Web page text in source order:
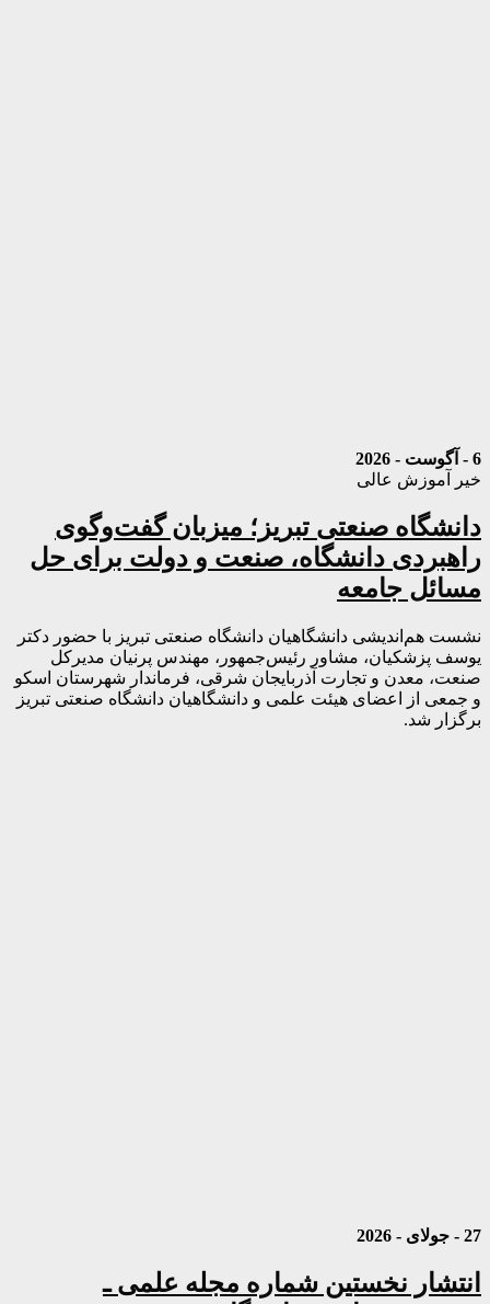
6 - آگوست - 2026
خیر آموزش عالی
دانشگاه صنعتی تبریز؛ میزبان گفت‌وگوی
راهبردی دانشگاه، صنعت و دولت برای حل
مسائل جامعه
نشست هم‌اندیشی دانشگاهیان دانشگاه صنعتی تبریز با حضور دکتر
یوسف پزشکیان، مشاور رئیس‌جمهور، مهندس پرنیان مدیرکل
صنعت، معدن و تجارت آذربایجان شرقی، فرماندار شهرستان اسکو
و جمعی از اعضای هیئت علمی و دانشگاهیان دانشگاه صنعتی تبریز
برگزار شد.
27 - جولای - 2026
انتشار نخستین شماره مجله علمی ـ